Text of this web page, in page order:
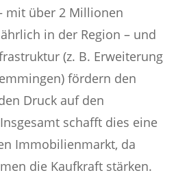
mit über 2 Millionen
in der Region – und
(z. B. Erweiterung
fördern den
Druck auf den
schafft dies eine
Immobilienmarkt, da
die Kaufkraft stärken.